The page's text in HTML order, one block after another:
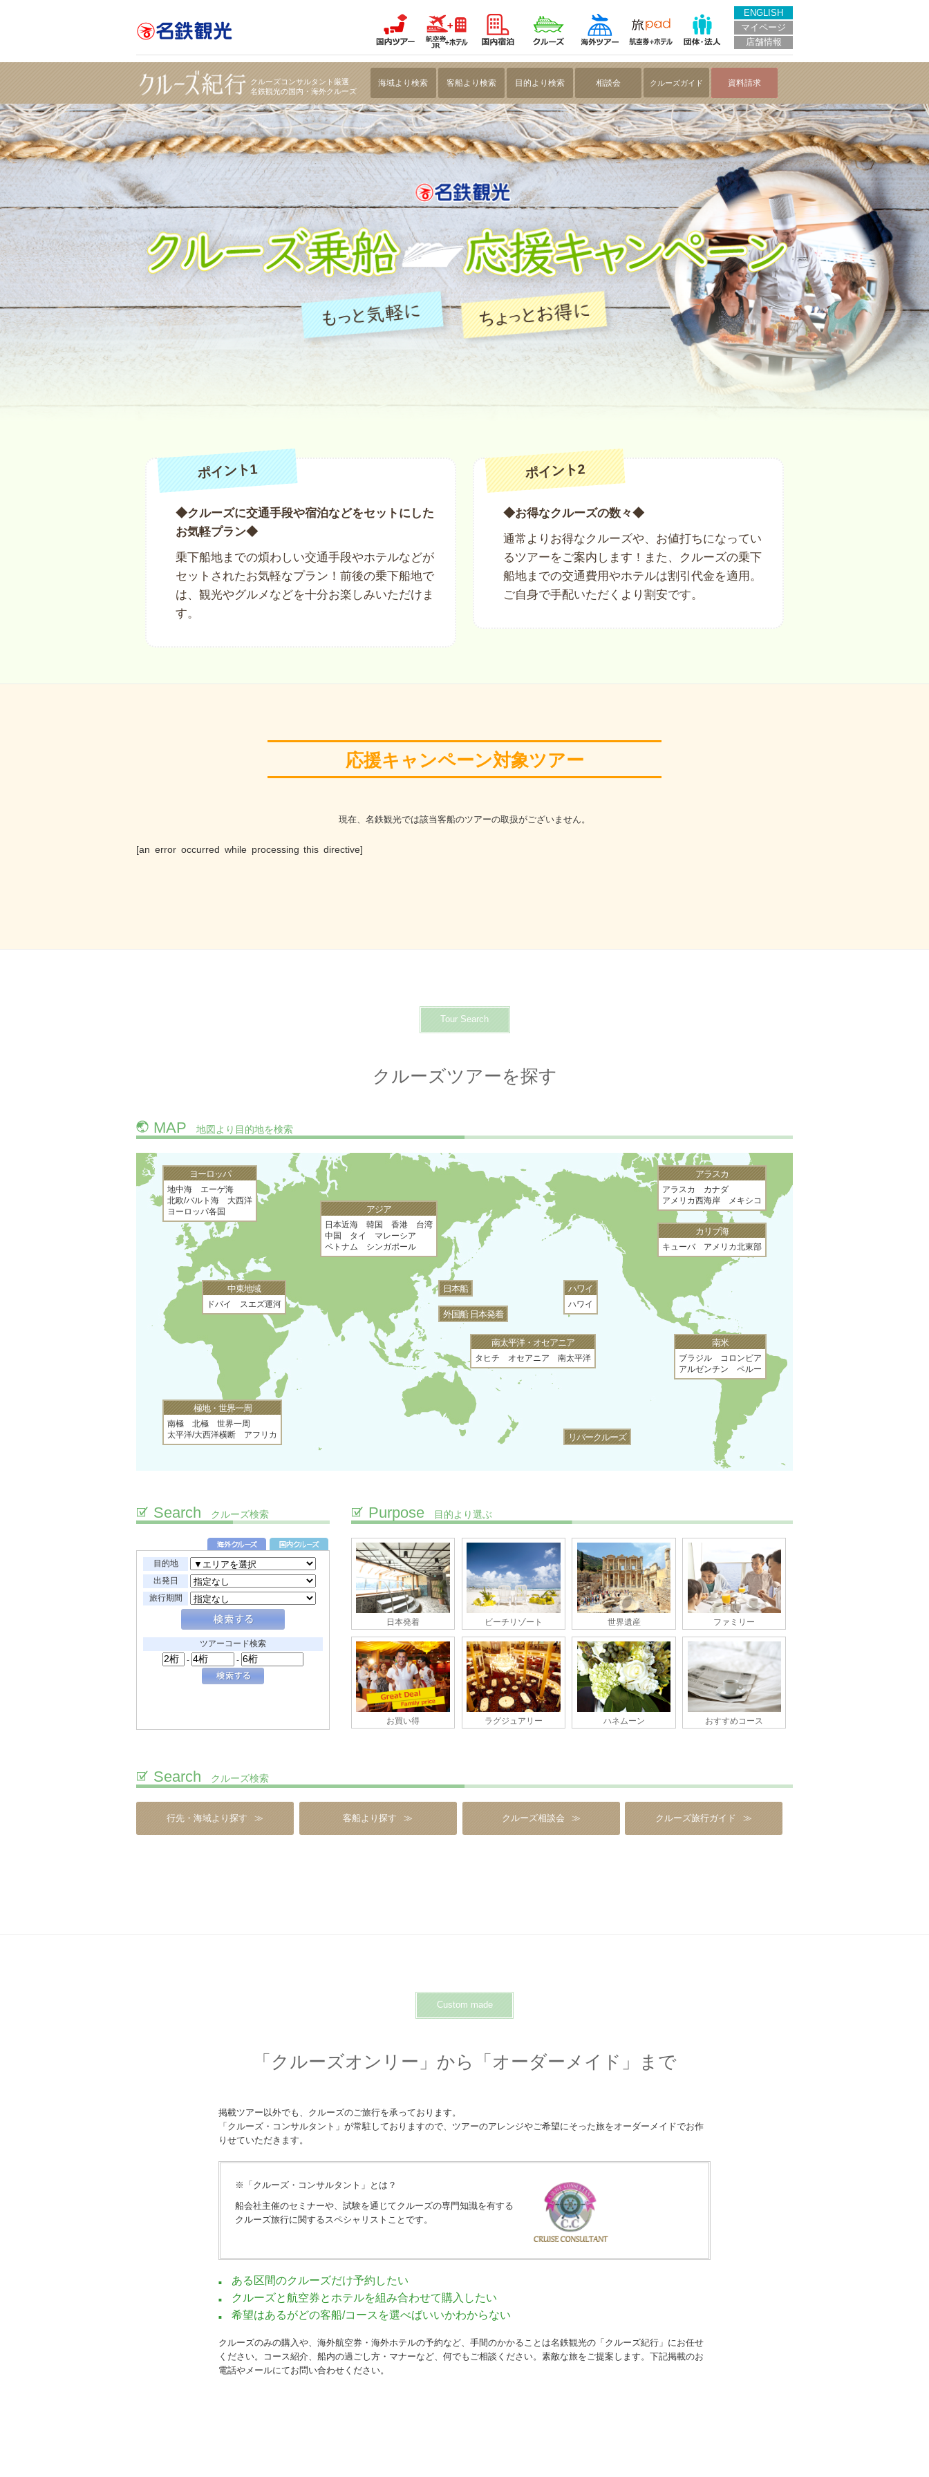
ENGLISH
マイページ
店舗情報
クルーズコンサルタント厳選
名鉄観光の国内・海外クルーズ
海域より検索 客船より検索 目的より検索 相談会 クルーズガイド 資料請求
ポイント1
◆クルーズに交通手段や宿泊などをセットにした
お気軽プラン◆
乗下船地までの煩わしい交通手段やホテルなどが
セットされたお気軽なプラン！前後の乗下船地で
は、観光やグルメなどを十分お楽しみいただけま
す。
ポイント2
◆お得なクルーズの数々◆
通常よりお得なクルーズや、お値打ちになってい
るツアーをご案内します！また、クルーズの乗下
船地までの交通費用やホテルは割引代金を適用。
ご自身で手配いただくより割安です。
応援キャンペーン対象ツアー
現在、名鉄観光では該当客船のツアーの取扱がございません。
[an error occurred while processing this directive]
Tour Search
クルーズツアーを探す
MAP 地図より目的地を検索
日本船
外国船 日本発着
ヨーロッパ
地中海 エーゲ海
北欧/バルト海 大西洋
ヨーロッパ各国
アジア
日本近海 韓国 香港 台湾
中国 タイ マレーシア
ベトナム シンガポール
ハワイ
ハワイ
南太平洋・オセアニア
タヒチ オセアニア 南太平洋
アラスカ
アラスカ カナダ
アメリカ西海岸 メキシコ
カリブ海
キューバ アメリカ北東部
南米
ブラジル コロンビア
アルゼンチン ペルー
中東地域
ドバイ スエズ運河
極地・世界一周
南極 北極 世界一周
太平洋/大西洋横断 アフリカ
リバークルーズ
Purpose 目的より選ぶ
日本発着 ビーチリゾート 世界遺産 ファミリー
お買い得 ラグジュアリー ハネムーン おすすめコース
Search クルーズ検索
Search クルーズ検索
行先・海域より探す 客船より探す クルーズ相談会 クルーズ旅行ガイド
Custom made
「クルーズオンリー」から 「オーダーメイド」まで
掲載ツアー以外でも、クルーズのご旅行を承っております。
「クルーズ・コンサルタント」が常駐しておりますので、ツアーのアレンジやご希望にそった旅をオーダーメイドでお作
りせていただきます。
※「クルーズ・コンサルタント」とは？
船会社主催のセミナーや、試験を通じてクルーズの専門知識を有する
クルーズ旅行に関するスペシャリストことです。
ある区間のクルーズだけ予約したい
クルーズと航空券とホテルを組み合わせて購入したい
希望はあるがどの客船/コースを選べばいいかわからない
クルーズのみの購入や、海外航空券・海外ホテルの予約など、手間のかかることは名鉄観光の「クルーズ紀行」にお任せ
ください。コース紹介、船内の過ごし方・マナーなど、何でもご相談ください。素敵な旅をご提案します。下記掲載のお
電話やメールにてお問い合わせください。